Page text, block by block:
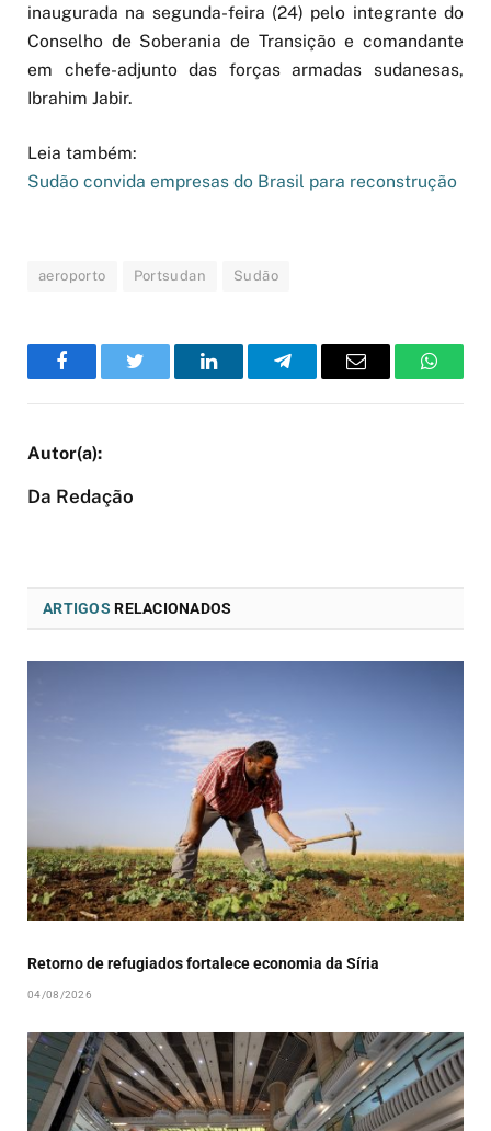
inaugurada na segunda-feira (24) pelo integrante do
Conselho de Soberania de Transição e comandante
em chefe-adjunto das forças armadas sudanesas,
Ibrahim Jabir.
Leia também:
Sudão convida empresas do Brasil para reconstrução
aeroporto Portsudan Sudão
FacebookTwitter LinkedInTelegramEmail
Da Redação
ARTIGOS RELACIONADOS
Retorno de refugiados fortalece economia da Síria
04/08/2026